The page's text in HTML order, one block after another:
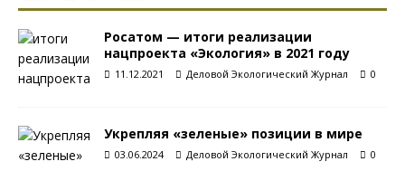
Росатом — итоги реализации
нацпроекта «Экология» в 2021 году
11.12.2021 Деловой Экологический Журнал 0
Укрепляя «зеленые» позиции в мире
03.06.2024 Деловой Экологический Журнал 0